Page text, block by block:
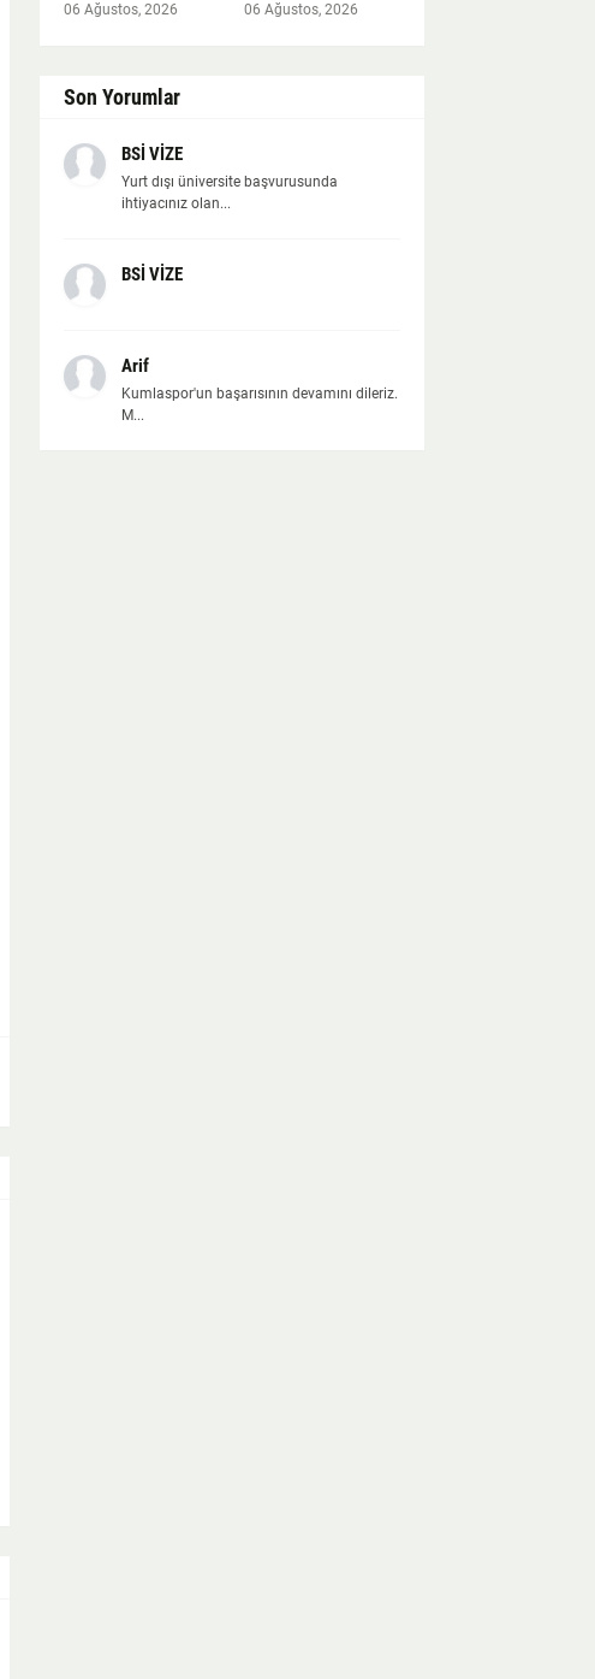
06 Ağustos, 2026 06 Ağustos, 2026
Son Yorumlar
BSİ VİZE
Yurt dışı üniversite başvurusunda
ihtiyacınız olan...
BSİ VİZE
Arif
Kumlaspor'un başarısının devamını dileriz.
M...